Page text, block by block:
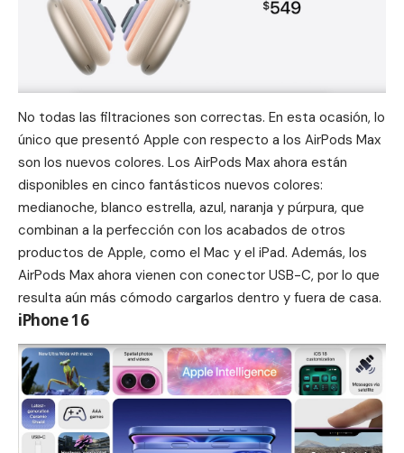
No todas las filtraciones son correctas. En esta ocasión, lo
único que presentó Apple con respecto a los AirPods Max
son los nuevos colores. Los AirPods Max ahora están
disponibles en cinco fantásticos nuevos colores:
medianoche, blanco estrella, azul, naranja y púrpura, que
combinan a la perfección con los acabados de otros
productos de Apple, como el Mac y el iPad. Además, los
AirPods Max ahora vienen con conector USB-C, por lo que
resulta aún más cómodo cargarlos dentro y fuera de casa.
iPhone 16